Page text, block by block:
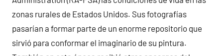
zonas rurales de Estados Unidos. Sus fotografías
pasarían a formar parte de un enorme repositorio que
sirvió para conformar el imaginario de su pintura.